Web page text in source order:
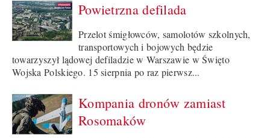
Powietrzna defilada
Przelot śmigłowców, samolotów szkolnych,
transportowych i bojowych będzie
towarzyszył lądowej defiladzie w Warszawie w Święto
Wojska Polskiego. 15 sierpnia po raz pierwsz...
Kompania dronów zamiast
Rosomaków